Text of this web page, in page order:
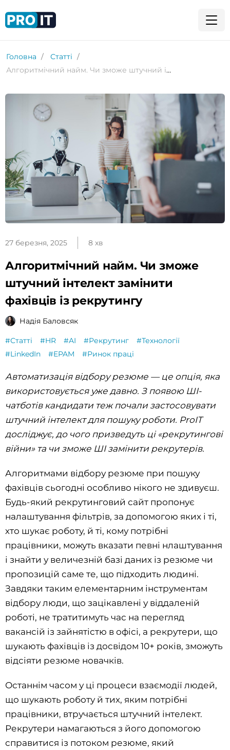
Головна
Статті
Алгоритмічний найм. Чи зможе штучний інтелект замінити фахівців із рекрутингу
27 березня, 2025 8 хв
Алгоритмічний найм. Чи зможе
штучний інтелект замінити
фахівців із рекрутингу
Надія Баловсяк
#Статті #HR #AI #Рекрутинг
#Технології
#LinkedIn
#EPAM #Ринок праці
Автоматизація відбору резюме — це опція, яка
використовується уже давно. З появою ШІ-
чатботів кандидати теж почали застосовувати
штучний інтелект для пошуку роботи. ProIT
досліджує, до чого призведуть ці «рекрутингові
війни» та чи зможе ШІ замінити рекрутерів.
Алгоритмами відбору резюме при пошуку
фахівців сьогодні особливо нікого не здивуєш.
Будь-який рекрутинговий сайт пропонує
налаштування фільтрів, за допомогою яких і ті,
хто шукає роботу, й ті, кому потрібні
працівники, можуть вказати певні нлаштування
і знайти у величезній базі даних із резюме чи
пропозицій саме те, що підходить людині.
Завдяки таким елементарним інструментам
відбору люди, що зацікавлені у віддаленій
роботі, не тратитимуть час на перегляд
вакансій із зайнятістю в офісі, а рекрутери, що
шукають фахівців із досвідом 10+ років, зможуть
відсіяти резюме новачків.
Останнім часом у ці процеси взаємодії людей,
що шукають роботу й тих, яким потрібні
працівники, втручається штучний інтелект.
Рекрутери намагаються з його допомогою
справитися із потоком резюме, який